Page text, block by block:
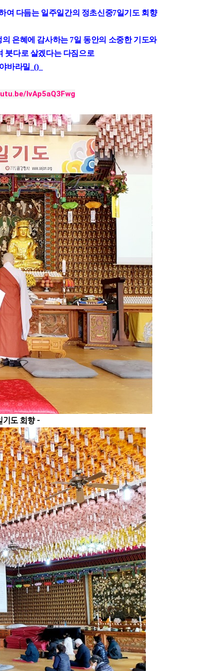
여 다듬는 일주일간의 정초신중7일기도 회향
은혜에 감사하는 7일 동안의 소중한 기도와
붓다로 살겠다는 다짐으로
바라밀_()_
lvAp5aQ3Fwg
도 회향 -